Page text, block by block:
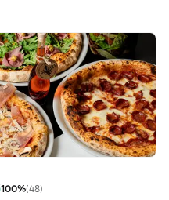
100%(48)